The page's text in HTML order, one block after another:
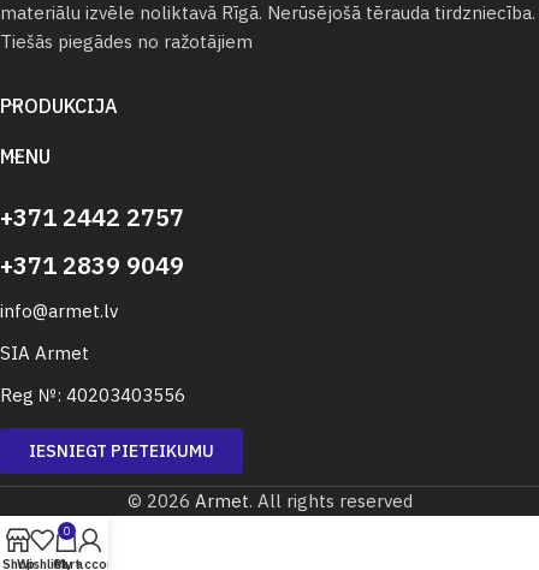
materiālu izvēle noliktavā Rīgā. Nerūsējošā tērauda tirdzniecība.
Tiešās piegādes no ražotājiem
PRODUKCIJA
MENU
+371 2442 2757
+371 2839 9049
info@armet.lv
SIA Armet
Reg №: 40203403556
IESNIEGT PIETEIKUMU
© 2026 Armet. All rights reserved
ShopWishlist
0
Cart
My account